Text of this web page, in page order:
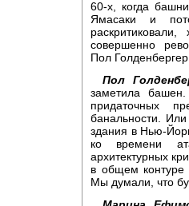
60-х, когда
Ямасаки и
совершенно
Пол
Пол
заметила
придаточных
банальности.
здания в Нью-
ко времени
архитектурных
в общем контуре
Мы думали, что